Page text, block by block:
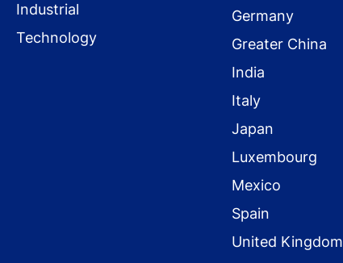
Industrial
Technology
Germany
Greater China
India
Italy
Japan
Luxembourg
Mexico
Spain
United Kingdom